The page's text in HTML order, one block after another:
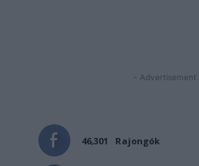
- Advertisement -
46,301 Rajongók